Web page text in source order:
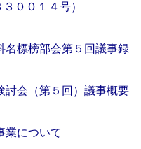
００１４号）
名標榜部会第５回議事録
討会（第５回）議事概要
業について